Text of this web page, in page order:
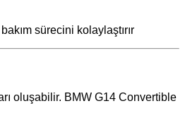
sürecini kolaylaştırır
oluşabilir. BMW G14 Convertible